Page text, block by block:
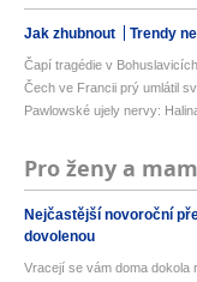
Jak zhubnout Trendy
Čapí tragédie v
Čech ve Francii prý umlátil
Pawlowské ujely nervy:
Pro ženy a
Nejčastější novoroční
dovolenou
Vracejí se vám doma dokola